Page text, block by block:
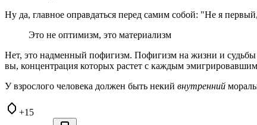
Ну да, главное оправдаться перед самим собой: "Не я
Это не оптимизм, это материализм
Нет, это надменный пофигизм. Пофигизм на жизни и
вы, концентрация которых растет с каждым
У взрослого человека должен быть некий внутренний
+15